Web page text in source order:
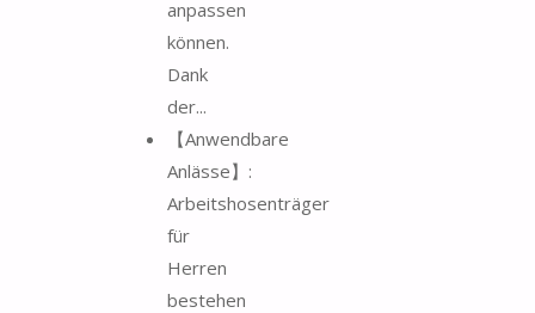
anpassen
können.
Dank
der...
【Anwendbare
Anlässe】:
Arbeitshosenträger
für
Herren
bestehen